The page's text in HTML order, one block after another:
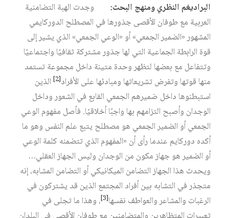
البراديغم النظري ومنهج البحث: وجدت الهبة التضامنية
العربية مع طوفان الأقصى جذورها في المصطلح الدوركايمي
المشهور «الضمير الجمعي» أو «الوعي الجمعي» الذي يشير إلى
قوة الرابطة الجماعية التي لها جذور مشتركة ثقافيًا واجتماعيًا
وتتفاعل مع بعضها لتظهر وحدة متينة داخل مجموعة تستمد
منها قوتها وتفرض تشريعاتها ومبادئها على الأفراد[2]
الذين
استبطنوها داخل ضميرهم الجمعي القابع في الشعور وداخل
الوجدان وأصبح التزامهم بها واجبًا أخلاقيّا. فأصل مفهوم الوعي
الجمعي أو الضمير الجمعي هو مصطلح يتبع علم النفس وهو ما
أكده دوركايم عندما رأى أن «المفهوم الذي تتضمنه كلمة الوعي
أو الضمير هو جهاز مكون من الوجدان وليس الجهاز العقلي…
ويحدث هذا الجهاز التضامن الميكانيكي أو التضامن المشابه، إنه
متجذر في التشابه بين أفراد المجتمع الذين قد يشتركون في
الرغبات والمشاعر والعواطف نفسها[3] ، وهذا ما تجلى في